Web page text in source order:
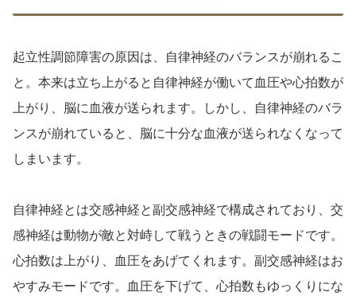
起立性調節障害の原因は、自律神経のバランスが崩れるこ
と。本来は立ち上がると自律神経が働いて血圧や心拍数が
上がり、脳に血液が送られます。しかし、自律神経のバラ
ンスが崩れていると、脳に十分な血液が送られなくなって
しまいます。
自律神経とは交感神経と副交感神経で構成されており、交
感神経は動物が敵と対峙して戦うときの戦闘モードです。
心拍数は上がり、血圧をあげてくれます。副交感神経はお
やすみモードです。血圧を下げて、心拍数もゆっくりにな